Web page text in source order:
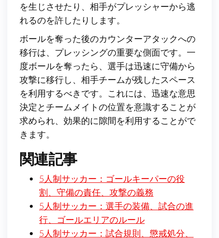
を生じさせたり、相手がプレッシャーから逃
れるのを許したりします。
ボールを奪った後のカウンターアタックへの
移行は、プレッシングの重要な側面です。一
度ボールを奪ったら、選手は迅速に守備から
攻撃に移行し、相手チームが残したスペース
を利用するべきです。これには、迅速な意思
決定とチームメイトの位置を意識することが
求められ、効果的に隙間を利用することがで
きます。
関連記事
5人制サッカー：ゴールキーパーの役
割、守備の責任、攻撃の義務
5人制サッカー：選手の装備、試合の進
行、ゴールエリアのルール
5人制サッカー：試合規則、懲戒処分、